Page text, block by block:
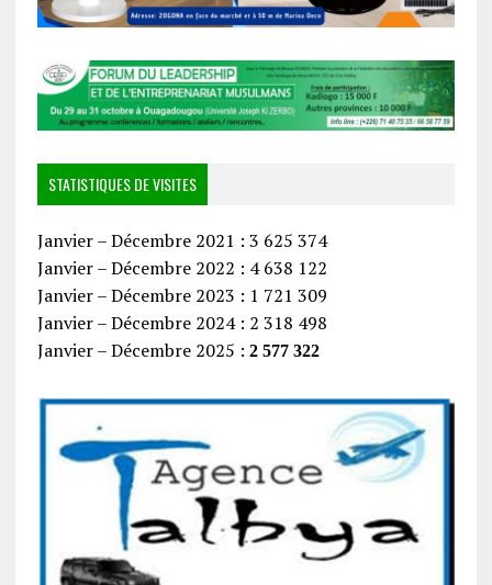
STATISTIQUES DE VISITES
Janvier – Décembre 2021 : 3 625 374
Janvier – Décembre 2022 : 4 638 122
Janvier – Décembre 2023 : 1 721 309
Janvier – Décembre 2024 : 2 318 498
Janvier – Décembre 2025 : 2 577 322